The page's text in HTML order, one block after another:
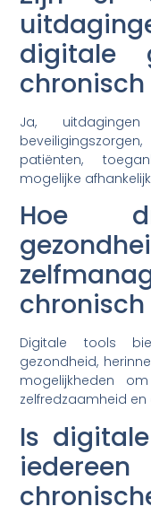
digitale
chronisch
Ja,
patiënten,
mogelijke
Hoe
chronisch
Digitale tools
gezondheid,
mogelijkheden
zelfredzaamheid
Is